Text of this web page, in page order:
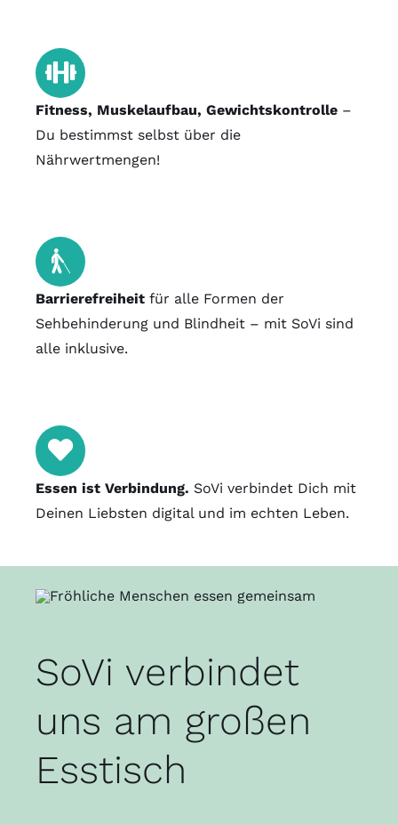
Fitness, Muskelaufbau, Gewichtskontrolle–
Du bestimmst selbst über die
Nährwertmengen!
Barrierefreiheitfür alle Formen der
Sehbehinderung und Blindheit – mit SoVi sind
alle inklusive.
Essen ist Verbindung. SoVi verbindet Dich mit
Deinen Liebsten digital und im echten Leben.
SoVi verbindet
uns am großen
Esstisch